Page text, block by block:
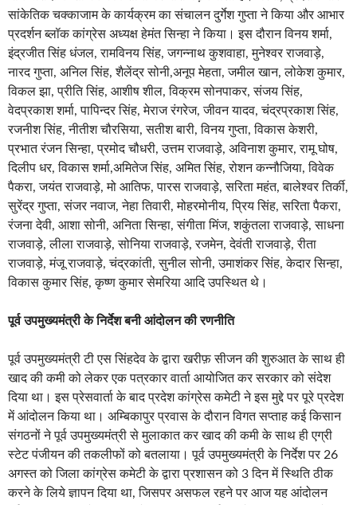
सांकेतिक चक्काजाम के कार्यक्रम का संचालन दुर्गेश गुप्ता ने किया और आभार
प्रदर्शन ब्लॉक कांग्रेस अध्यक्ष हेमंत सिन्हा ने किया। इस दौरान विनय शर्मा,
इंद्रजीत सिंह धंजल, रामविनय सिंह, जगन्नाथ कुशवाहा, मुनेश्वर राजवाड़े,
नारद गुप्ता, अनिल सिंह, शैलेंद्र सोनी,अनूप मेहता, जमील खान, लोकेश कुमार,
विकल झा, प्रीति सिंह, आशीष शील, विक्रम सोनपाकर, संजय सिंह,
वेदप्रकाश शर्मा, पापिन्दर सिंह, मेराज रंगरेज, जीवन यादव, चंद्रप्रकाश सिंह,
रजनीश सिंह, नीतीश चौरसिया, सतीश बारी, विनय गुप्ता, विकास केशरी,
प्रभात रंजन सिन्हा, प्रमोद चौधरी, उत्तम राजवाड़े, अविनाश कुमार, रामू घोष,
दिलीप धर, विकास शर्मा,अमितेज सिंह, अमित सिंह, रोशन कन्नौजिया, विवेक
पैकरा, जयंत राजवाड़े, मो आतिफ, पारस राजवाड़े, सरिता महंत, बालेश्वर तिर्की,
सुरेंद्र गुप्ता, संजर नवाज, नेहा तिवारी, मोहरमोनीय, प्रिय सिंह, सरिता पैकरा,
रंजना देवी, आशा सोनी, अनिता सिन्हा, संगीता मिंज, शकुंतला राजवाड़े, साधना
राजवाड़े, लीला राजवाड़े, सोनिया राजवाड़े, रजमेन, देवंती राजवाड़े, रीता
राजवाड़े, मंजू राजवाड़े, चंद्रकांती, सुनील सोनी, उमाशंकर सिंह, केदार सिन्हा,
विकास कुमार सिंह, कृष्ण कुमार सेमरिया आदि उपस्थित थे।
पूर्व उपमुख्यमंत्री के निर्देश बनी आंदोलन की रणनीति
पूर्व उपमुख्यमंत्री टी एस सिंहदेव के द्वारा खरीफ़ सीजन की शुरुआत के साथ ही
खाद की कमी को लेकर एक पत्रकार वार्ता आयोजित कर सरकार को संदेश
दिया था। इस प्रेसवार्ता के बाद प्रदेश कांग्रेस कमेटी ने इस मुद्दे पर पूरे प्रदेश
में आंदोलन किया था। अम्बिकापुर प्रवास के दौरान विगत सप्ताह कई किसान
संगठनों ने पूर्व उपमुख्यमंत्री से मुलाकात कर खाद की कमी के साथ ही एग्री
स्टेट पंजीयन की तकलीफों को बतलाया। पूर्व उपमुख्यमंत्री के निर्देश पर 26
अगस्त को जिला कांग्रेस कमेटी के द्वारा प्रशासन को 3 दिन में स्थिति ठीक
करने के लिये ज्ञापन दिया था, जिसपर असफल रहने पर आज यह आंदोलन